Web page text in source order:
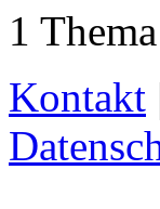
1
Kontakt